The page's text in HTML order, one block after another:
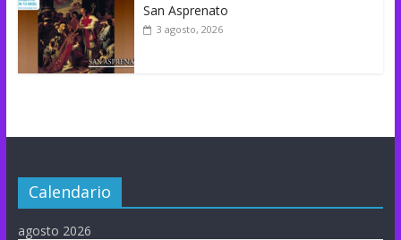
San Asprenato
3 agosto, 2026
Calendario
agosto 2026